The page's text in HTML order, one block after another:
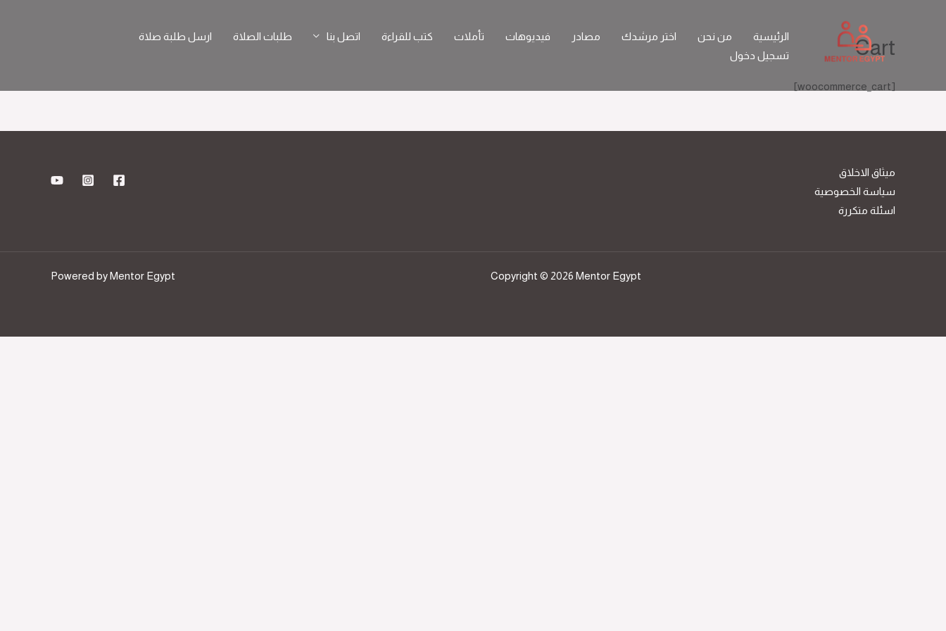
الرئيسية من نحن اختر مرشدك مصادر فيديوهات تأملات كتب للقراءة اتصل بنا طلبات الصلاة
ارسل طلبة صلاة
تسجيل دخول
Cart
[woocommerce_cart]
ميثاق الاخلاق
سياسة الخصوصية
اسئلة متكررة
Copyright © 2026 Mentor Egypt
Powered by Mentor Egypt